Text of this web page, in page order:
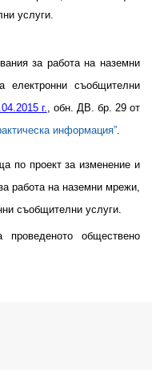
услуги.
за работа на наземни
електронни съобщителни
г.
, обн. ДВ. бр. 29 от
информация”
по проект за изменение и
работа на наземни мрежи,
съобщителни услуги.
обществено